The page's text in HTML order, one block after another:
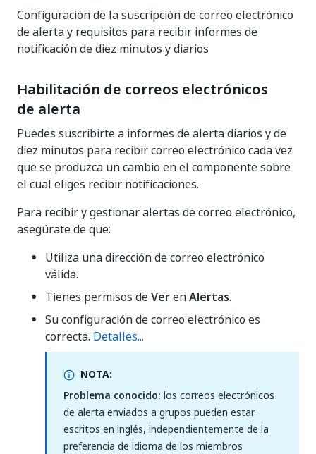
Configuración de la suscripción de correo electrónico
de alerta y requisitos para recibir informes de
notificación de diez minutos y diarios
Habilitación de correos electrónicos
de alerta
Puedes suscribirte a informes de alerta diarios y de
diez minutos para recibir correo electrónico cada vez
que se produzca un cambio en el componente sobre
el cual eliges recibir notificaciones.
Para recibir y gestionar alertas de correo electrónico,
asegúrate de que:
Utiliza una dirección de correo electrónico
válida.
Tienes permisos deVerenAlertas.
Su configuración de correo electrónico es
correcta. Detalles...
NOTA:
Problema conocido: los correos electrónicos
de alerta enviados a grupos pueden estar
escritos en inglés, independientemente de la
preferencia de idioma de los miembros